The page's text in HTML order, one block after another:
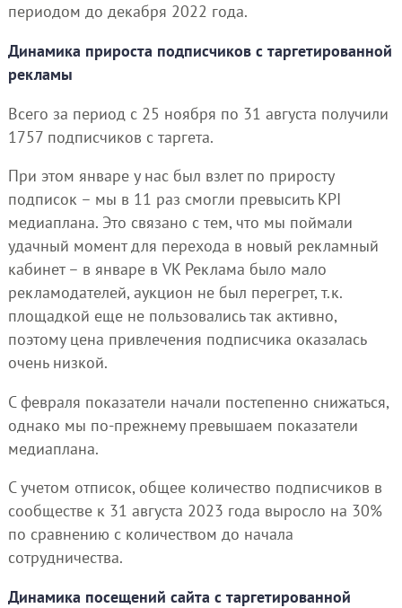
периодом до декабря 2022 года.
Динамика прироста подписчиков с таргетированной
рекламы
Всего за период с 25 ноября по 31 августа получили
1757 подписчиков с таргета.
При этом январе у нас был взлет по приросту
подписок – мы в 11 раз смогли превысить KPI
медиаплана. Это связано с тем, что мы поймали
удачный момент для перехода в новый рекламный
кабинет – в январе в VK Реклама было мало
рекламодателей, аукцион не был перегрет, т.к.
площадкой еще не пользовались так активно,
поэтому цена привлечения подписчика оказалась
очень низкой.
С февраля показатели начали постепенно снижаться,
однако мы по-прежнему превышаем показатели
медиаплана.
С учетом отписок, общее количество подписчиков в
сообществе к 31 августа 2023 года выросло на 30%
по сравнению с количеством до начала
сотрудничества.
Динамика посещений сайта с таргетированной